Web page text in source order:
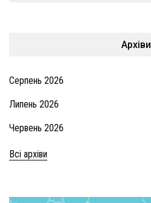
Архіви
Серпень 2026
Липень 2026
Червень 2026
Всі архіви